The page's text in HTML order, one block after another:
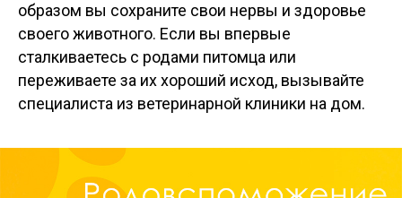
образом вы сохраните свои нервы и здоровье
своего животного. Если вы впервые
сталкиваетесь с родами питомца или
переживаете за их хороший исход, вызывайте
специалиста из ветеринарной клиники на дом.